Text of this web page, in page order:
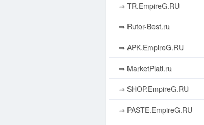
⇒ TR.EmpireG.RU
⇒ Rutor-Best.ru
⇒ APK.EmpireG.RU
⇒ MarketPlati.ru
⇒ SHOP.EmpireG.RU
⇒ PASTE.EmpireG.RU